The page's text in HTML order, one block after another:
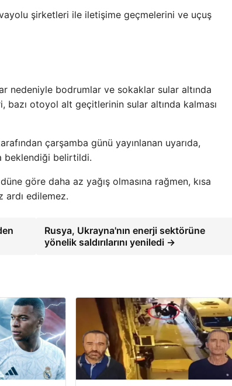
şirketleri ile iletişime geçmelerini ve uçuş
nedeniyle bodrumlar ve sokaklar sular altında
bazı otoyol alt geçitlerinin sular altında kalması
çarşamba günü yayınlanan uyarıda,
beklendiği belirtildi.
göre daha az yağış olmasına rağmen, kısa
ardı edilemez.
Rusya, Ukrayna'nın enerji sektörüne
yönelik saldırılarını yeniledi →